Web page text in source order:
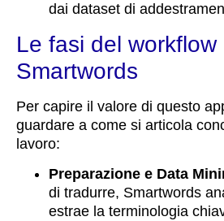
dai dataset di
Le fasi del workflow
Smartwords
Per capire il valore di questo
guardare a come si articola
lavoro:
Preparazione e Data
di tradurre, Smartwords
estrae la terminologia